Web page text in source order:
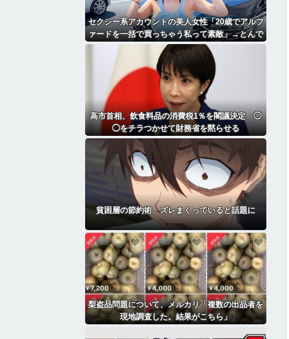
セクシー系アカウントの美人女性「20歳でアルフ
ァードを一括で買っちゃう私って素敵」→とんで
もないものが映り込んでしまい、終わる
高市首相、飲食料品の消費税1％を閣議決定 ◯
◯をチラつかせて財務省を黙らせる
貧困層の節約術、ズレまくっていると話題に
梨盗品問題について、メルカリ「複数の出品者を
現地調査した。結果がこちら」